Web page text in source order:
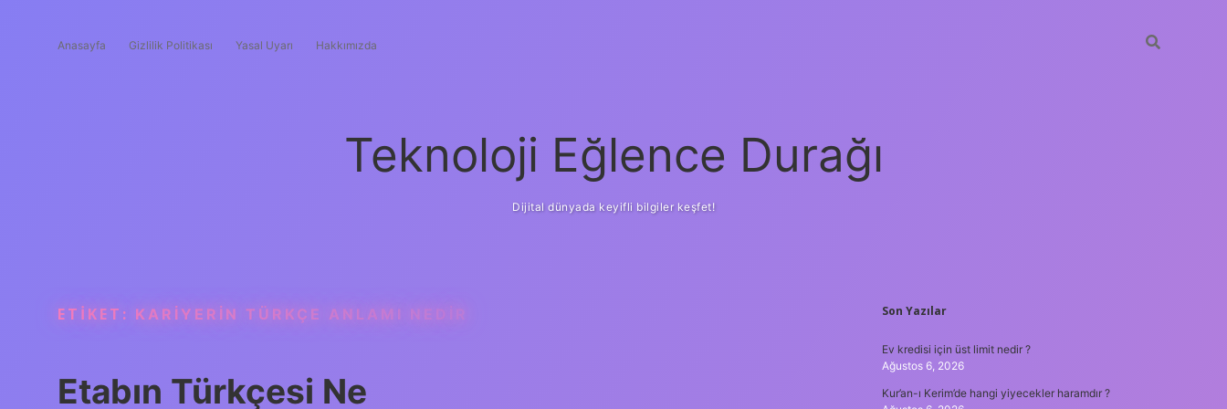
Anasayfa Gizlilik Politikası Yasal Uyarı Hakkımızda
Teknoloji Eğlence Durağı
Dijital dünyada keyifli bilgiler keşfet!
ETIKET: KARIYERIN TÜRKÇE ANLAMI NEDIR
Etabın Türkçesi Ne
SIDEBAR
Son Yazılar
Ev kredisi için üst limit nedir ?
Ağustos 6, 2026
Kur’an-ı Kerim’de hangi yiyecekler haramdır ?